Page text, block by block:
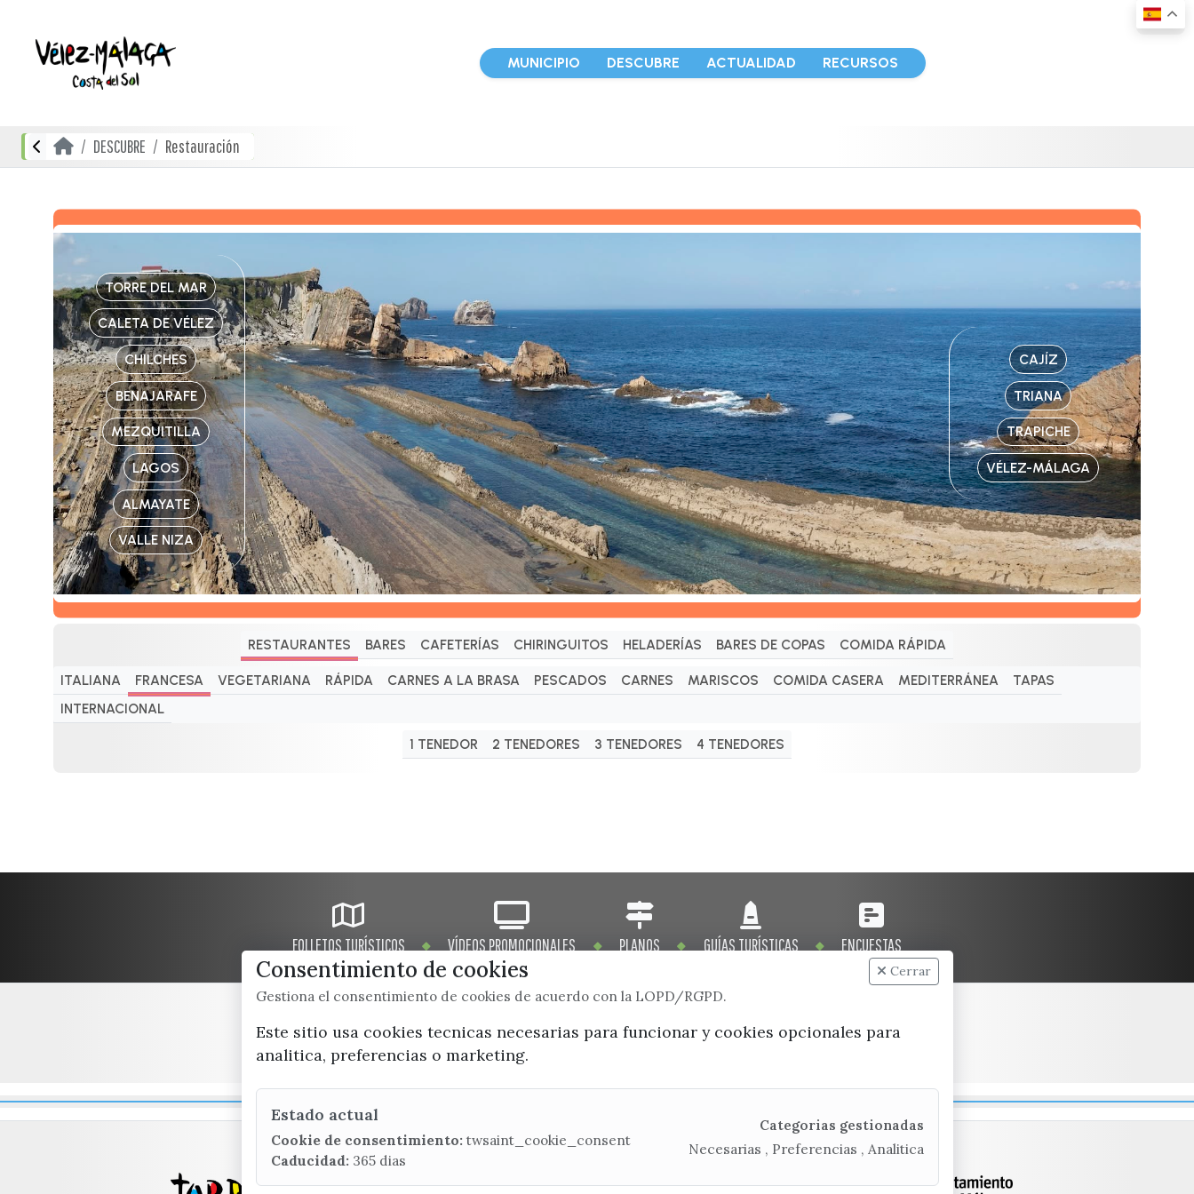
MUNICIPIO DESCUBRE ACTUALIDAD RECURSOS
DESCUBRE Restauración
TORRE DEL MAR
CALETA DE VÉLEZ
CHILCHES
BENAJARAFE
MEZQUITILLA
LAGOS
ALMAYATE
VALLE NIZA
CAJÍZ
TRIANA
TRAPICHE
VÉLEZ-MÁLAGA
RESTAURANTES BARES CAFETERÍAS CHIRINGUITOS HELADERÍAS BARES DE COPAS COMIDA RÁPIDA
ITALIANA FRANCESA VEGETARIANA RÁPIDA CARNES A LA BRASA PESCADOS CARNES MARISCOS COMIDA CASERA MEDITERRÁNEA
TAPAS
INTERNACIONAL
1 TENEDOR 2 TENEDORES 3 TENEDORES 4 TENEDORES
FOLLETOS TURÍSTICOS VÍDEOS PROMOCIONALES PLANOS GUÍAS TURÍSTICAS ENCUESTAS
x / twitter
Consentimiento de cookies
Gestiona el consentimiento de cookies de acuerdo con la LOPD/RGPD.
Cerrar
Este sitio usa cookies tecnicas necesarias para funcionar y cookies opcionales para
analitica, preferencias o marketing.
Estado actual
Cookie de consentimiento: twsaint_cookie_consent
Caducidad: 365 dias
Categorias gestionadas
Necesarias , Preferencias , Analitica